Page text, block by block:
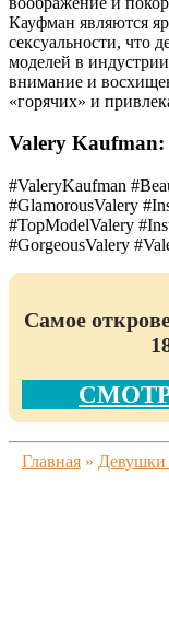
Кауфман являются
сексуальности, что
моделей в
внимание и
«горячих» и
Valery Kaufman:
#ValeryKaufman
#GlamorousValery
#TopModelValery
#GorgeousValery
Самое
Главная » Девушки